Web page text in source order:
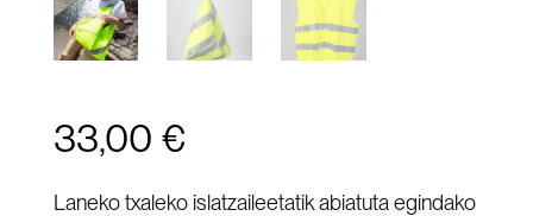
33,00 €
Laneko txaleko islatzaileetatik abiatuta egindako